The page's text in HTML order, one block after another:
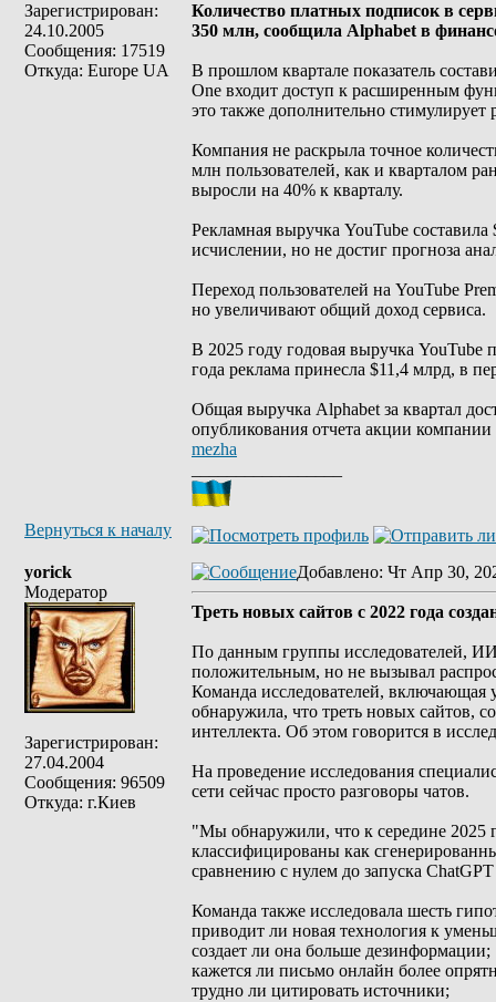
Зарегистрирован:
24.10.2005
Сообщения: 17519
Откуда: Europe UA
Количество платных подписок в
350 млн, сообщила Alphabet в
В прошлом квартале показатель
One входит доступ к расширенным
это также дополнительно стимулирует
Компания не раскрыла точное
млн пользователей, как и кварталом
выросли на 40% к кварталу.
Рекламная выручка YouTube
исчислении, но не достиг прогноза
Переход пользователей на YouTube
но увеличивают общий доход сервиса.
В 2025 году годовая выручка YouTube
года реклама принесла $11,4 млрд, в
Общая выручка Alphabet за квартал
опубликования отчета акции
mezha
Вернуться к началу
yorick
Модератор
Зарегистрирован:
27.04.2004
Сообщения: 96509
Откуда: г.Киев
Добавлено: Чт Апр 30,
Треть новых сайтов с 2022 года
По данным группы исследователей, ИИ
положительным, но не вызывал
Команда исследователей,
обнаружила, что треть новых сайтов,
интеллекта. Об этом говорится в
На проведение исследования
сети сейчас просто разговоры чатов.
"Мы обнаружили, что к середине 2025
классифицированы как
сравнению с нулем до запуска
Команда также исследовала шесть
приводит ли новая технология к
создает ли она больше дезинформации;
кажется ли письмо онлайн более
трудно ли цитировать источники;